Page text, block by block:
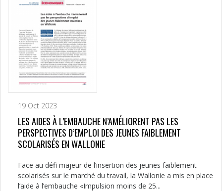
19 Oct 2023
LES AIDES À L’EMBAUCHE N’AMÉLIORENT PAS LES
PERSPECTIVES D’EMPLOI DES JEUNES FAIBLEMENT
SCOLARISÉS EN WALLONIE
Face au défi majeur de l’insertion des jeunes faiblement
scolarisés sur le marché du travail, la Wallonie a mis en place
l’aide à l’embauche «Impulsion moins de 25...